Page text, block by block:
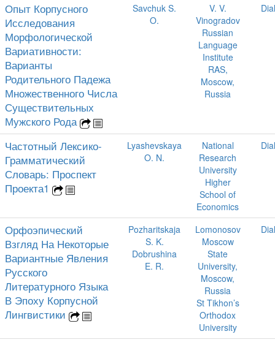
Опыт Корпусного
Исследования
Морфологической
Вариативности:
Варианты
Родительного Падежа
Множественного Числа
Существительных
Мужского Рода
Savchuk S.
O.
V. V.
Vinogradov
Russian
Language
Institute
RAS,
Moscow,
Russia
Частотный Лексико-
Грамматический
Словарь: Проспект
Проекта1
Lyashevskaya
O. N.
National
Research
University
Higher
School of
Economics
Орфоэпический
Взгляд На Некоторые
Вариантные Явления
Русского
Литературного Языка
В Эпоху Корпусной
Лингвистики
Pozharitskaja
S. K.
Dobrushina
E. R.
Lomonosov
Moscow
State
University,
Moscow,
Russia
St Tikhon’s
Orthodox
University